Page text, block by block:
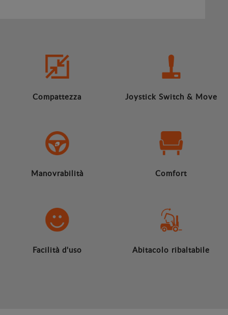
Compattezza Joystick Switch & Move
Manovrabilità Comfort
Facilità d'uso Abitacolo ribaltabile